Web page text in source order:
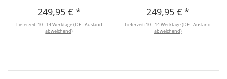
249,95 €*
Lieferzeit: 10 - 14 Werktage(DE - Ausland
abweichend)
249,95 € *
Lieferzeit: 10 - 14 Werktage(DE - Ausland
abweichend)